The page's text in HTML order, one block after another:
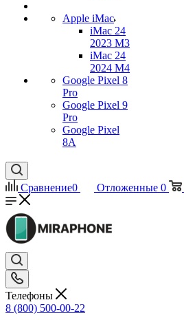
Apple iMac
iMac 24
2023 M3
iMac 24
2024 M4
Google Pixel 8
Pro
Google Pixel 9
Pro
Google Pixel
8A
Сравнение0 Отложенные 0
Телефоны
8 (800) 500-00-22